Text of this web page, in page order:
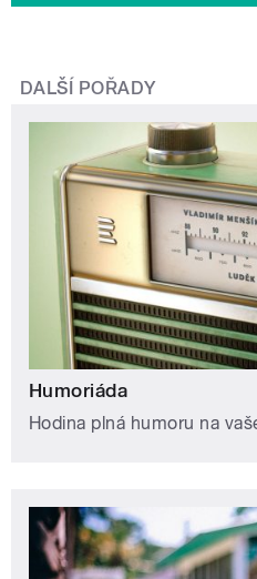
DALŠÍ POŘADY
Humoriáda
Hodina plná humoru na